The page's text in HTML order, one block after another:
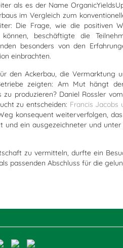
als es der Name
im Vergleich zum
Die Frage, wie die positiven
beschäftigte die
besonders von den
einbrachten.
den Ackerbau, die Vermarktung
zeigten: Am Mut hängt
produzieren? Daniel Rossler vom
zu entscheiden: Francis Jacobs
konsequent weiterverfolgen,
ein ausgezeichneter und
zu vermitteln, durfte ein
passenden Abschluss für die